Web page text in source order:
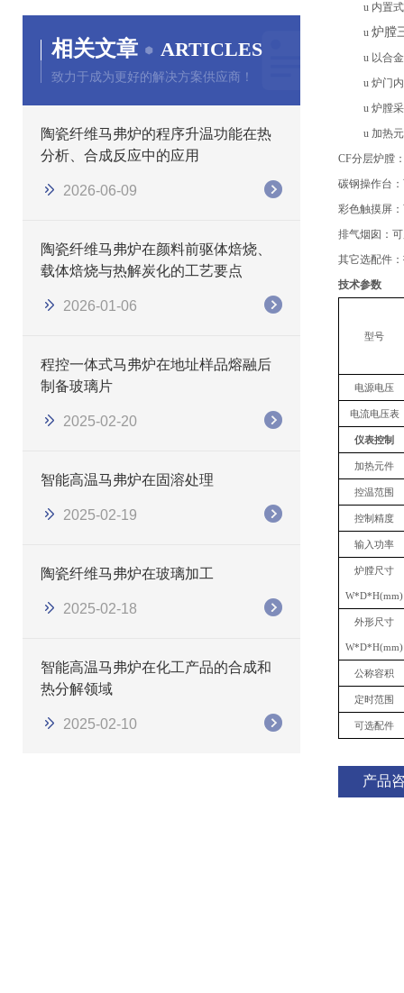
相关文章 ARTICLES
致力于成为更好的解决方案供应商！
陶瓷纤维马弗炉的程序升温功能在热
分析、合成反应中的应用
2026-06-09
陶瓷纤维马弗炉在颜料前驱体焙烧、
载体焙烧与热解炭化的工艺要点
2026-01-06
程控一体式马弗炉在地址样品熔融后
制备玻璃片
2025-02-20
智能高温马弗炉在固溶处理
2025-02-19
陶瓷纤维马弗炉在玻璃加工
2025-02-18
智能高温马弗炉在化工产品的合成和
热分解领域
2025-02-10
u 内置
u 炉膛
u 以合
u 炉门
u 炉膛
u 加热
CF分层炉膛
碳钢操作台 ：
彩色触摸屏 ：
排气烟囱 ：
其它选配件：
技术参数
型号
电源电压
电流电压表
仪表控制
加热元件
控温范围
控制精度
输入功率
炉膛尺寸
W*D*H(mm)
外形尺寸
W*D*H(mm)
公称容积
定时范围
可选配件
产品